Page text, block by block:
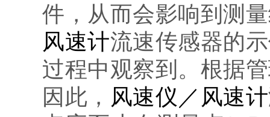
件，从而会影响到测
风速计流速传感器的
过程中观察到。根据
因此， 风速仪／风速计